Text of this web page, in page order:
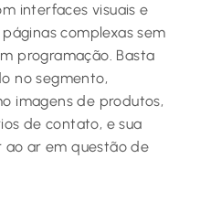
interfaces visuais e
complexas sem
programação. Basta
no segmento,
imagens de produtos,
de contato, e sua
ar em questão de